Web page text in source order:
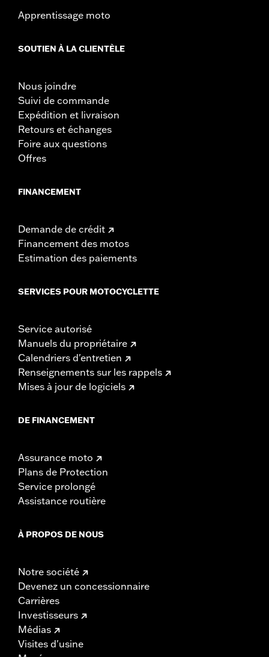
Apprentissage moto
SOUTIEN À LA CLIENTÈLE
Nous joindre
Suivi de commande
Expédition et livraison
Retours et échanges
Foire aux questions
Offres
FINANCEMENT
Demande de crédit
Financement des motos
Estimation des paiements
SERVICES POUR MOTOCYCLETTE
Service autorisé
Manuels du propriétaire
Calendriers d'entretien
Renseignements sur les rappels
Mises à jour de logiciels
DE FINANCEMENT
Assurance moto
Plans de Protection
Service prolongé
Assistance routière
À PROPOS DE NOUS
Notre société
Devenez un concessionnaire
Carrières
Investisseurs
Médias
Visites d'usine